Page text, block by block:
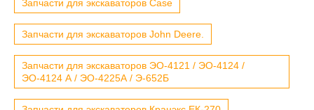
Запчасти для экскаваторов Case
Запчасти для экскаваторов John Deere.
Запчасти для экскаваторов ЭО-4121 / ЭО-4124 /
ЭО-4124 А / ЭО-4225А / Э-652Б